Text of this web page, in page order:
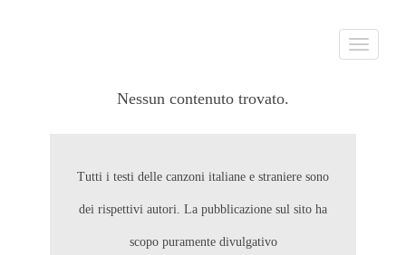
Toggle
Nessun contenuto trovato.
Tutti i testi delle canzoni italiane e straniere sono
dei rispettivi autori. La pubblicazione sul sito ha
scopo puramente divulgativo